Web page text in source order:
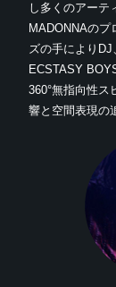
し多くのアーテ
MADONNAのプ
ズの手により
ECSTASY
360°無指向性ス
響と空間表現の